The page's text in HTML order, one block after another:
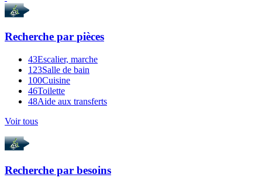
Recherche par pièces
43Escalier, marche
123Salle de bain
100Cuisine
46Toilette
48Aide aux transferts
Voir tous
Recherche par besoins